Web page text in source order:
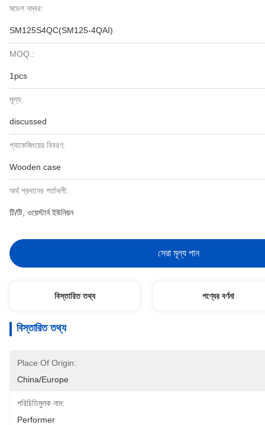
মডেল নম্বর:
SM125S4QC(SM125-4QAI)
MOQ.:
1pcs
মূল্য:
discussed
প্যাকেজিংয়ের বিবরণ:
Wooden case
অর্থ প্রদানের শর্তাবলী:
টি/টি, ওয়েস্টার্ন ইউনিয়ন
সেরা মূল্য পান
বিস্তারিত তথ্য পণ্যের বর্ণনা
বিস্তারিত তথ্য
Place Of Origin:
China/Europe
পরিচিতিমুলক নাম:
Performer